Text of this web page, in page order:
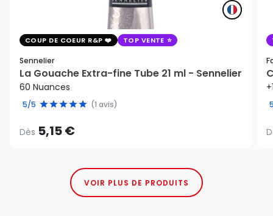
COUP DE COEUR R&P TOP VENTE
Sennelier
La Gouache Extra-fine Tube 21 ml - Sennelier
60 Nuances
5/5 (1 avis)
Dès 5,15 €
VOIR PLUS DE PRODUITS